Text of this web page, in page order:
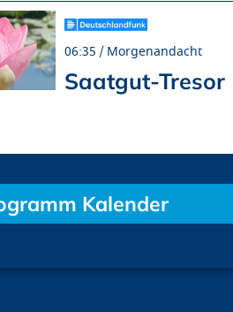
06:35 Morgenandacht
Saatgut-Tresor
Kalender